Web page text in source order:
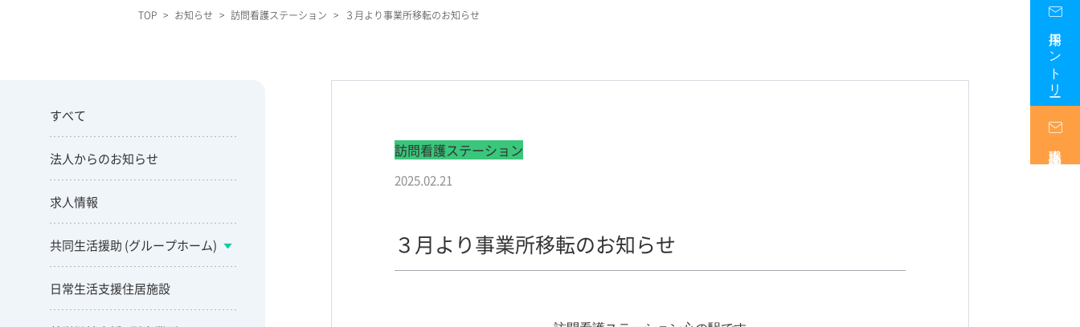
TOP > お知らせ > 訪問看護ステーション > ３月より事業所移転のお知らせ
すべて
法人からのお知らせ
求人情報
共同生活援助 (グループホーム)
日常生活支援住居施設
訪問看護ステーション
2025.02.21
３月より事業所移転のお知らせ
採用エントリー